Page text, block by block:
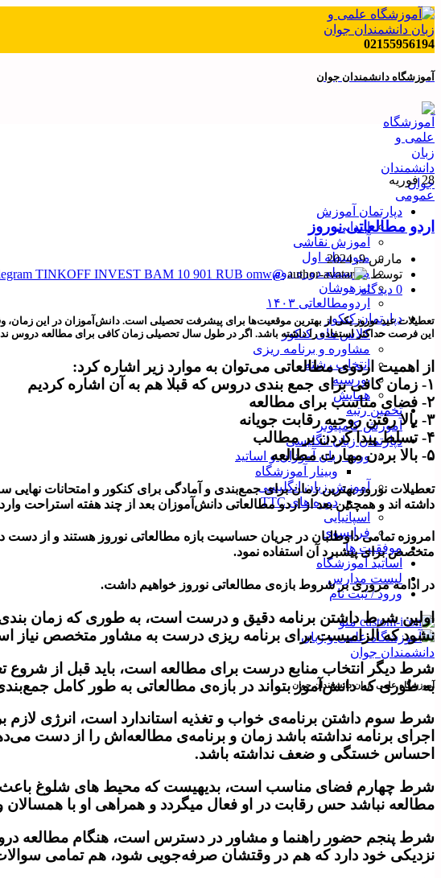
02155956194
آموزشگاه دانشمندان جوان
دپارتمان آموزش
ابتدایی
آموزش نقاشی
متوسطه اول
متوسطه دوره دوم
تیزهوشان
اردومطالعاتی ۱۴۰۳
دپارتمان کنکور
کلاس های کنکور
مشاوره و برنامه ریزی
انتخاب رشته
بورسیه
همایش
تخمین رتبه
آموزش کامپیوتر
دپارتمان زبان انگلیسی
ورود زبان آموزان و اساتید
وبینار آموزشگاه
آموزش زبان انگلیسی
دوره های TTC
اسپانیایی
فرانسوی
موفقیت ها
اساتید آموزشگاه
لیست مدارس
ورود / ثبت نام
منو
آموزشگاه علمی وزبان دانشمندان جوان
28 فوریه
عمومی
اردو مطالعاتی نوروز
مارس 9, 2024
توسط
@deva9191 - telegram TINKOFF INVEST BAM 10 901 RUB omw
0 دیدگاه
تعطیلات عید نوروز یکی از بهترین موقعیت‌ها برای پیشرفت تحصیلی است. دانش‌آموزان در این زمان،
این فرصت حداکثر استفاده را داشته باشد. اگر در طول سال تحصیلی زمان کافی برای مطالعه دروس
از اهمیت اردوی مطالعاتی می‌توان به موارد زیر اشاره کرد:
۱- زمان کافی برای جمع بندی دروس که قبلا هم به آن اشاره کردیم
۲- فضای مناسب برای مطالعه
۳- بالا رفتن روحیه رقابت جویانه
۴- تسلط پیدا کردن بر مطالب
۵- بالا بردن مهارت مطالعه
تعطیلات نوروز بهترین زمان برای جمع‌بندی و آمادگی برای کنکور و امتحانات
داشته اند و همچنین بعد از اردو مطالعاتی دانش‌آموزان بعد از چند هفته استراحت
امروزه تمامی داوطلبان در جریان حساسیت بازه مطالعاتی نوروز هستند و از دست
متخصص برای پیشبرد آن استفاده نمود.
در ادامه مروری بر شروط بازه‌ی مطالعاتی نوروز خواهیم داشت.
اولین شرط داشتن برنامه دقیق و درست است، به طوری که زمان
نشود که الزامیست برای برنامه ریزی درست به مشاور متخصص نیاز
شرط دیگر انتخاب منابع درست برای مطالعه است، باید قبل از شروع
به طوری که دانش‌آموز بتواند در بازه‌ی مطالعاتی به طور کامل
شرط سوم داشتن برنامه‌ی خواب و تغذیه استاندارد است، انرژی
اجرای برنامه نداشته باشد زمان و برنامه‌ی مطالعه‌اش را از دست
احساس خستگی و ضعف نداشته باشد.
شرط چهارم فضای مناسب است، بدیهیست که محیط های شلوغ باعث
مطالعه نباشد حس رقابت در او فعال میگردد و همراهی او با
شرط پنجم حضور راهنما و مشاور در دسترس است، هنگام مطالعه
نزدیکی خود دارد که هم در وقتشان صرفه‌جویی شود، هم تمامی